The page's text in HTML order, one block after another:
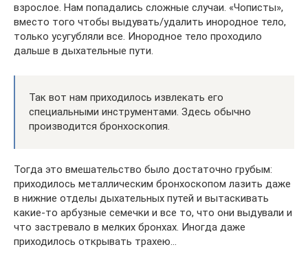
взрослое. Нам попадались сложные случаи. «Чописты»,
вместо того чтобы выдувать/удалить инородное тело,
только усугубляли все. Инородное тело проходило
дальше в дыхательные пути.
Так вот нам приходилось извлекать его
специальными инструментами. Здесь обычно
производится бронхоскопия.
Тогда это вмешательство было достаточно грубым:
приходилось металлическим бронхоскопом лазить даже
в нижние отделы дыхательных путей и вытаскивать
какие-то арбузные семечки и все то, что они выдували и
что застревало в мелких бронхах. Иногда даже
приходилось открывать трахею…